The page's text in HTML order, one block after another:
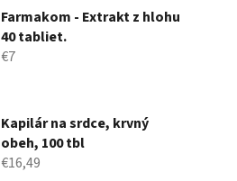
Farmakom - Extrakt z hlohu
40 tabliet.
€7
Kapilár na srdce, krvný
obeh, 100 tbl
€16,49